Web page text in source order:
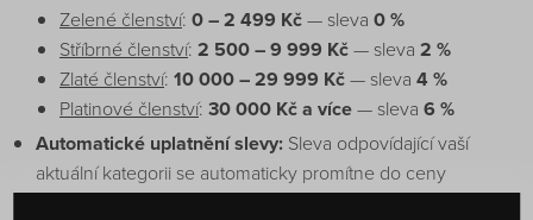
Zelené členství: 0 – 2 499 Kč— sleva 0 %
Stříbrné členství: 2 500 – 9 999 Kč— sleva 2 %
Zlaté členství: 10 000 – 29 999 Kč— sleva 4 %
Platinové členství: 30 000 Kč a více— sleva 6 %
Automatické uplatnění slevy: Sleva odpovídající vaší
aktuální kategorii se automaticky promítne do ceny
produktu při nákupu